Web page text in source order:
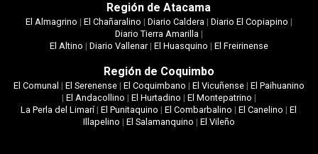
Región de Atacama
El Almagrino | El Chañaralino | Diario Caldera | Diario El Copiapino |
Diario Tierra Amarilla |
El Altino | Diario Vallenar| El Huasquino | El Freirinense
Región de Coquimbo
El Comunal | El Serenense| El Coquimbano | El Vicuñense| El Paihuanino
| El Andacollino | El Hurtadino | El Montepatrino |
La Perla del Limarí|El Punitaquino |El Combarbalino |El Canelino |El
Illapelino | El Salamanquino | El Vileño